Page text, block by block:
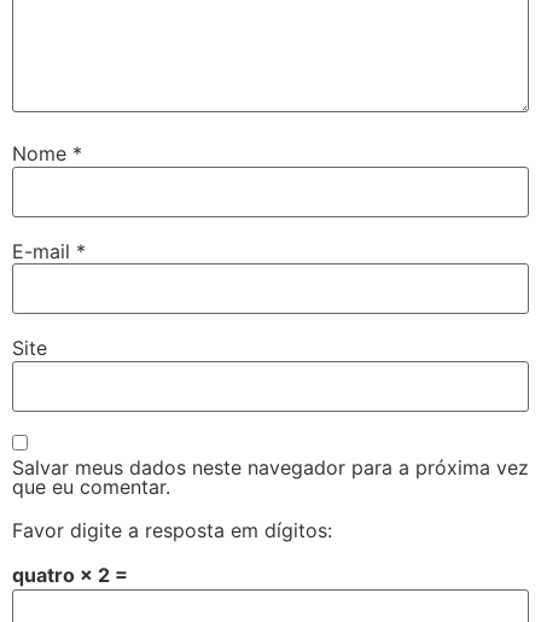
Nome *
E-mail *
Site
Salvar meus dados neste navegador para a próxima vez
que eu comentar.
Favor digite a resposta em dígitos:
quatro × 2 =